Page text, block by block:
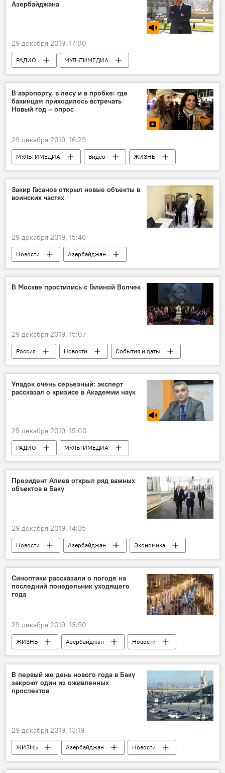
Азербайджана
29 декабря 2019, 17:00
РАДИО
МУЛЬТИМЕДИА
Экономика
АНАЛИТИКА
Новости
В аэропорту, в лесу и в пробке: где
бакинцам приходилось встречать
Новый год – опрос
29 декабря 2019, 16:29
МУЛЬТИМЕДИА Видео
ЖИЗНЬ
Азербайджан
Новости
Закир Гасанов открыл новые объекты в
воинских частях
29 декабря 2019, 15:46
Новости Азербайджан
В Москве простились с Галиной Волчек
29 декабря 2019, 15:07
Россия Новости События и даты
Упадок очень серьезный: эксперт
рассказал о кризисе в Академии наук
29 декабря 2019, 15:00
РАДИО
МУЛЬТИМЕДИА
АНАЛИТИКА
ЖИЗНЬ
Азербайджан
Новости
Президент Алиев открыл ряд важных
объектов в Баку
29 декабря 2019, 14:35
Новости Азербайджан
Экономика
Политика
Синоптики рассказали о погоде на
последний понедельник уходящего
года
29 декабря 2019, 13:50
ЖИЗНЬ Азербайджан
Новости
синоптики
Дожди
Ливни
температура воздуха
В первый же день нового года в Баку
закроют один из оживленных
проспектов
29 декабря 2019, 13:19
ЖИЗНЬ Азербайджан Новости